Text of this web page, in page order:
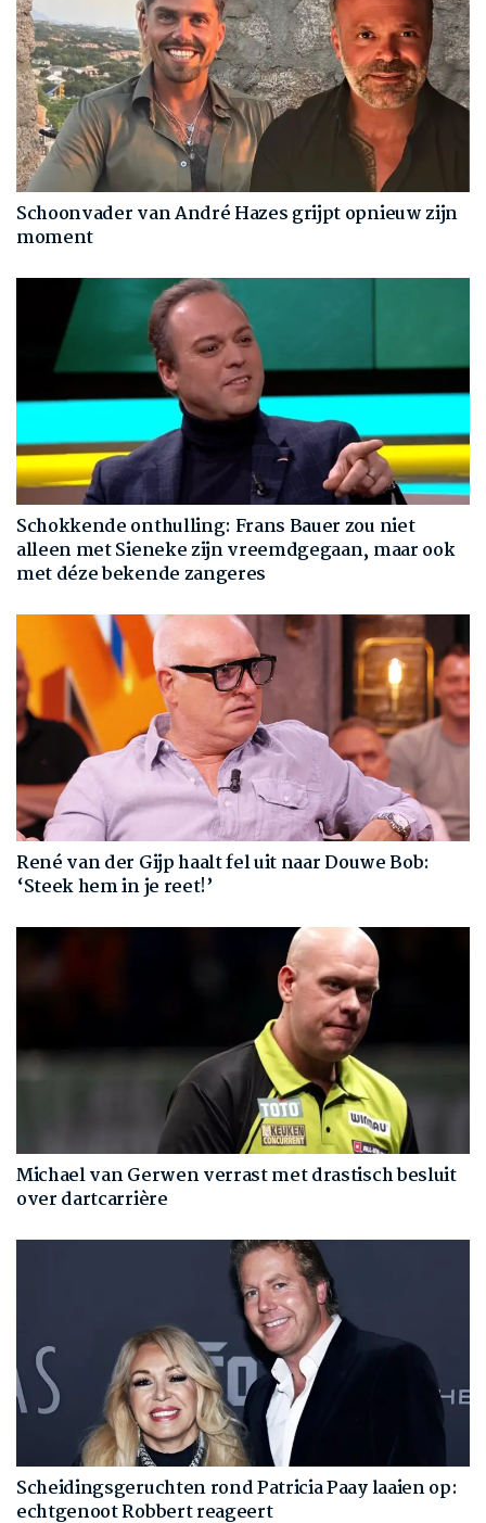
Schoonvader van André Hazes grijpt opnieuw zijn
moment
Schokkende onthulling: Frans Bauer zou niet
alleen met Sieneke zijn vreemdgegaan, maar ook
met déze bekende zangeres
René van der Gijp haalt fel uit naar Douwe Bob:
‘Steek hem in je reet!’
Michael van Gerwen verrast met drastisch besluit
over dartcarrière
Scheidingsgeruchten rond Patricia Paay laaien op:
echtgenoot Robbert reageert